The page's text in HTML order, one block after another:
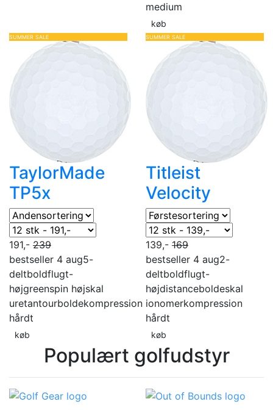
medium
køb
SUMMER SALE
TaylorMade
TP5x
191,- 239
bestseller 4 aug5-
deltboldflugt-
højgreenspin højskal
uretantourboldekompression
hårdt
køb
SUMMER SALE
Titleist
Velocity
139,- 169
bestseller 4 aug2-
deltboldflugt-
højdistanceboldeskal
ionomerkompression
hårdt
køb
Populært golfudstyr